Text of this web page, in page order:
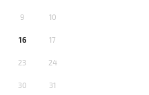
9 10
16 17
23 24
30 31